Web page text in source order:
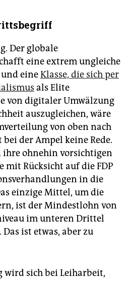
Der globale
eine extrem ungleiche
eineKlasse, die sich per
als Elite
von digitaler Umwälzung
auszugleichen, wäre
von oben nach
der Ampel keine Rede.
ihre ohnehin vorsichtigen
mit Rücksicht auf die FDP
in die
einzige Mittel, um die
ist der Mindestlohn von
im unteren Drittel
ist etwas, aber zu
wird sich bei Leiharbeit,